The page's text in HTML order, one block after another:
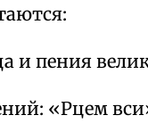
и пения
«Рцем